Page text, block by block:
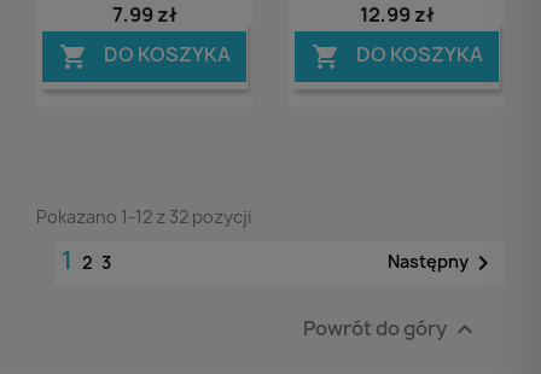
7,99 zł
 DO KOSZYKA
12,99 zł
 DO KOSZYKA
Pokazano 1-12 z 32 pozycji
1 2 3 Następny 
Powrót do góry 